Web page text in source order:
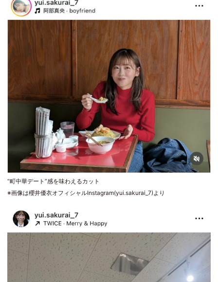
“町中華デート”感を味わえるカット
※画像は櫻井優衣オフィシャルInstagram(yui.sakurai_7)より